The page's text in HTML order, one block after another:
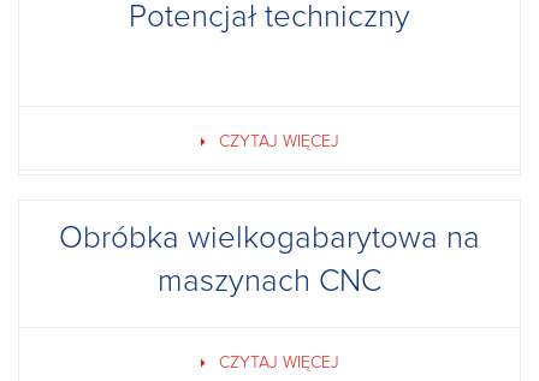
Potencjał techniczny
CZYTAJ WIĘCEJ
Obróbka wielkogabarytowa na
maszynach CNC
CZYTAJ WIĘCEJ